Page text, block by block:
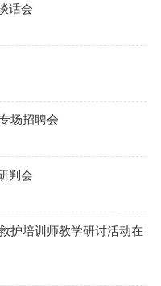
话会
场招聘会
判会
护培训师教学研讨活动在